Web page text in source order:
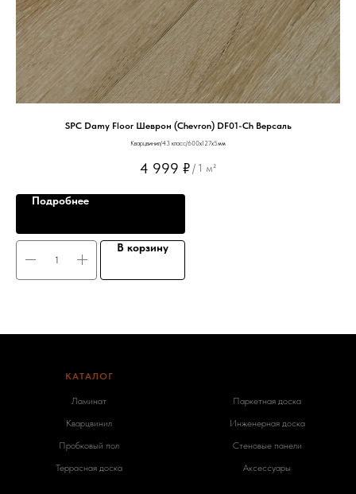
SPC Damy Floor Шеврон (Chevron) DF01-Ch Версаль
Кварцвинил/43 класс/600х127х5мм
4 999 ₽/ 1 м²
Подробнее
В корзину
КАТАЛОГ
Ламинат
Кварцвинил
Пробковый пол
Террасная доска
Паркетная доска
Инженерная доска
Стеновые панели
Аксессуары